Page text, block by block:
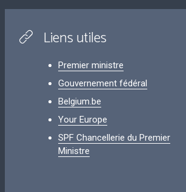
Liens utiles
Premier ministre
Gouvernement fédéral
Belgium.be
Your Europe
SPF Chancellerie du Premier
Ministre